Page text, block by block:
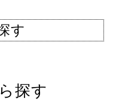
す
探す